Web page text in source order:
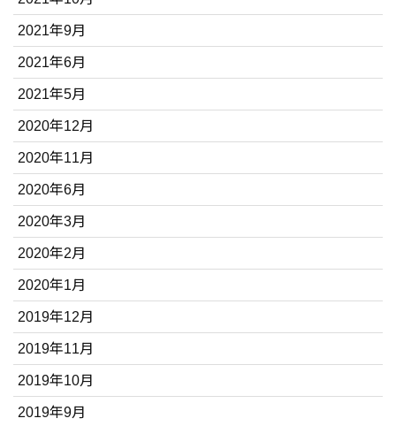
2021年9月
2021年6月
2021年5月
2020年12月
2020年11月
2020年6月
2020年3月
2020年2月
2020年1月
2019年12月
2019年11月
2019年10月
2019年9月